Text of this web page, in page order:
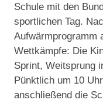
Schule mit den
sportlichen Tag.
Aufwärmprogramm
Wettkämpfe: Die
Sprint, Weitsprung
Pünktlich um 10
anschließend die